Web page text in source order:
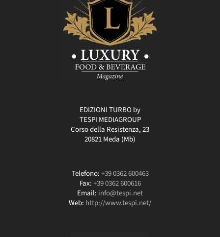
EDIZIONI TURBO by
TESPI MEDIAGROUP
Corso della Resistenza, 23
20821 Meda (Mb)
Telefono:+39 0362 600463
Fax:+39 0362 600616
Email: info@tespi.net
Web: http://www.tespi.net/